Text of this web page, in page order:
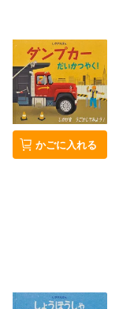
かごに入れる